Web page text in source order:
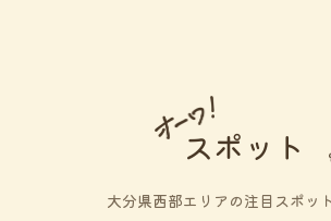
スポット
大分県西部エリアの注目スポッ